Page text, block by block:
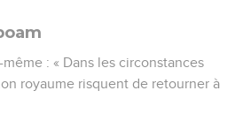
: « Dans les circonstances
royaume risquent de retourner à